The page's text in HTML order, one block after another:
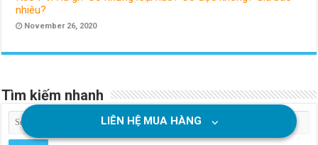
nhiêu?
November 26, 2020
Tìm kiếm nhanh
LIÊN HỆ MUA HÀNG ⌵